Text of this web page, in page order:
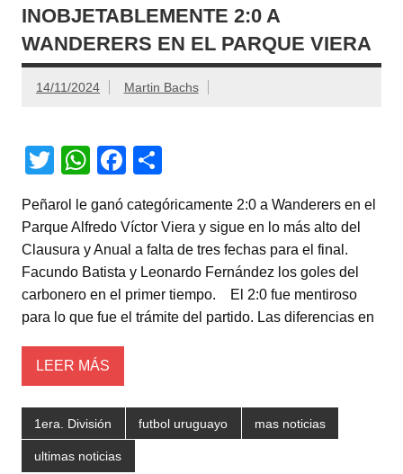
INOBJETABLEMENTE 2:0 A
WANDERERS EN EL PARQUE VIERA
14/11/2024 Martin Bachs
T
tt
er
W
at
s
A
p
p
F
c
e
b
o
o
m
p
ar
tir
Peñarol le ganó categóricamente 2:0 a Wanderers en el
Parque Alfredo Víctor Viera y sigue en lo más alto del
Clausura y Anual a falta de tres fechas para el final.
Facundo Batista y Leonardo Fernández los goles del
carbonero en el primer tiempo. El 2:0 fue mentiroso
para lo que fue el trámite del partido. Las diferencias en
LEER MÁS
1era. División futbol uruguayo mas noticias
ultimas noticias